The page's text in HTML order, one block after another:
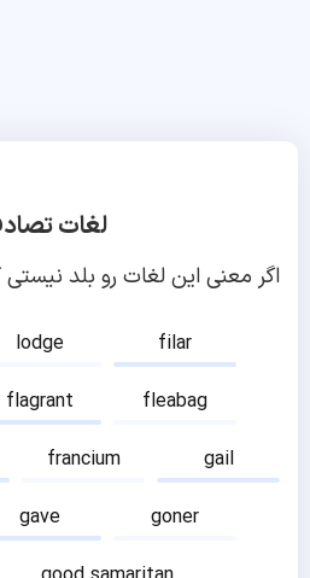
لغات
اگر معنی این لغات رو بلد
lodge
filar
flagrant
fleabag
francium
gail
gave
goner